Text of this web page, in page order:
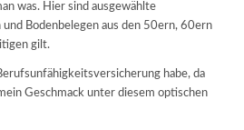
was. Hier sind ausgewählte
Bodenbelegen aus den 50ern, 60ern
gilt.
habe, da
Geschmack unter diesem optischen